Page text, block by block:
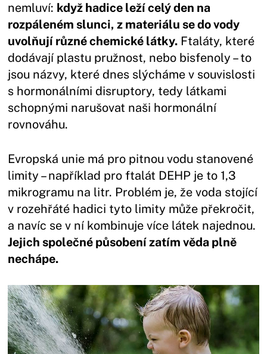
nemluví: když hadice leží celý den na
rozpáleném slunci, z materiálu se do vody
uvolňují různé chemické látky. Ftaláty, které
dodávají plastu pružnost, nebo bisfenoly – to
jsou názvy, které dnes slýcháme v souvislosti
s hormonálními disruptory, tedy látkami
schopnými narušovat naši hormonální
rovnováhu.
Evropská unie má pro pitnou vodu stanovené
limity – například pro ftalát DEHP je to 1,3
mikrogramu na litr. Problém je, že voda stojící
v rozehřáté hadici tyto limity může překročit,
a navíc se v ní kombinuje více látek najednou.
Jejich společné působení zatím věda plně
nechápe.